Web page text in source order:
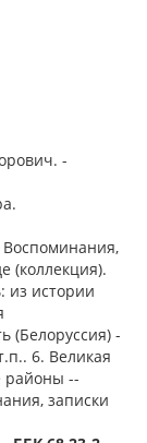
-
Воспоминания,
(коллекция).
из истории
(Белоруссия) -
6. Великая
районы --
записки